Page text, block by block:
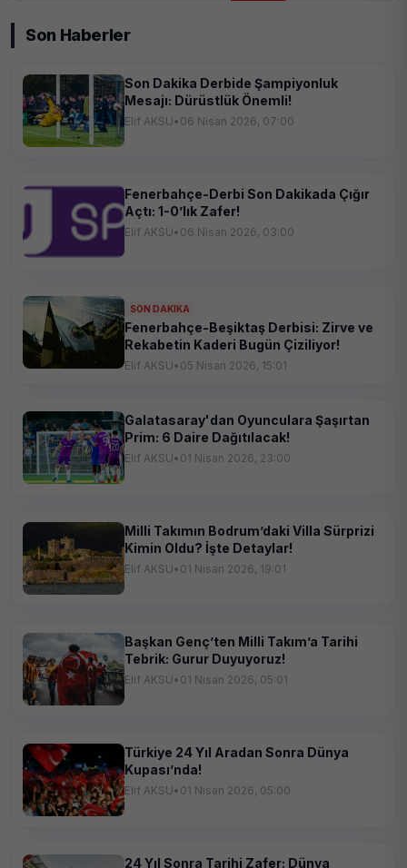
Son Haberler
Son Dakika Derbide Şampiyonluk
Mesajı: Dürüstlük Önemli!
Elif AKSU• 06 Nisan 2026, 07:00
Fenerbahçe-Derbi Son Dakikada Çığır
Açtı: 1-0’lık Zafer!
Elif AKSU• 06 Nisan 2026, 03:00
SON DAKIKA
Fenerbahçe-Beşiktaş Derbisi: Zirve ve
Rekabetin Kaderi Bugün Çiziliyor!
Elif AKSU• 05 Nisan 2026, 15:01
Galatasaray'dan Oyunculara Şaşırtan
Prim: 6 Daire Dağıtılacak!
Elif AKSU• 01 Nisan 2026, 23:00
Milli Takımın Bodrum’daki Villa Sürprizi
Kimin Oldu? İşte Detaylar!
Elif AKSU• 01 Nisan 2026, 19:01
Başkan Genç’ten Milli Takım’a Tarihi
Tebrik: Gurur Duyuyoruz!
Elif AKSU• 01 Nisan 2026, 05:01
Türkiye 24 Yıl Aradan Sonra Dünya
Kupası’nda!
Elif AKSU• 01 Nisan 2026, 05:00
24 Yıl Sonra Tarihi Zafer: Dünya